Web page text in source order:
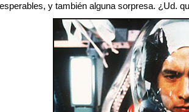
esperables, y también alguna sorpresa. ¿Ud.